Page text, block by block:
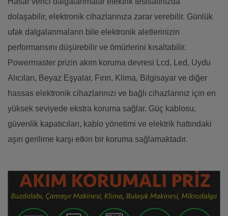
dolaşabilir, elektronik cihazlarınıza zarar verebilir. Günlük
ufak dalgalanmaların bile elektronik aletlerinizin
performansını düşürebilir ve ömürlerini kısaltabilir.
Powermaster prizin akım koruma devresi Lcd, Led, Uydu
Alıcıları, Beyaz Eşyalar, Fırın, Klima, Bilgisayar ve diğer
hassas elektronik cihazlarınızı ve bağlı cihazlarınız için en
yüksek seviyede ekstra koruma sağlar. Güç kablosu,
güvenlik kapatıcıları, kablo yönetimi ve elektrik hattındaki
aşırı gerilime karşı etkin bir koruma sağlamaktadır.